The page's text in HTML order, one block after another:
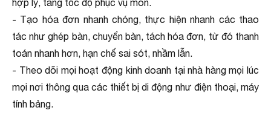
hợp lý, tăng tốc độ phục vụ món.
- Tạo hóa đơn nhanh chóng, thực hiện nhanh các thao
tác như ghép bàn, chuyển bàn, tách hóa đơn, từ đó thanh
toán nhanh hơn, hạn chế sai sót, nhầm lẫn.
- Theo dõi mọi hoạt động kinh doanh tại nhà hàng mọi lúc
mọi nơi thông qua các thiết bị di động như điện thoại, máy
tính bảng.